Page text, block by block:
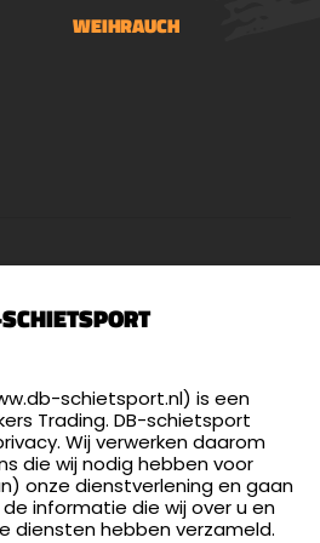
pitch, um12NETD,
Photo
format.mp4 /
WEIHRAUCH
13:00 - 17:00 én 18:00 - 21:00
schietsport.nl) is een
Trading. DB-schietsport
Wij verwerken daarom
die wij nodig hebben voor
onze dienstverlening en gaan
informatie die wij over u en
diensten hebben verzameld.